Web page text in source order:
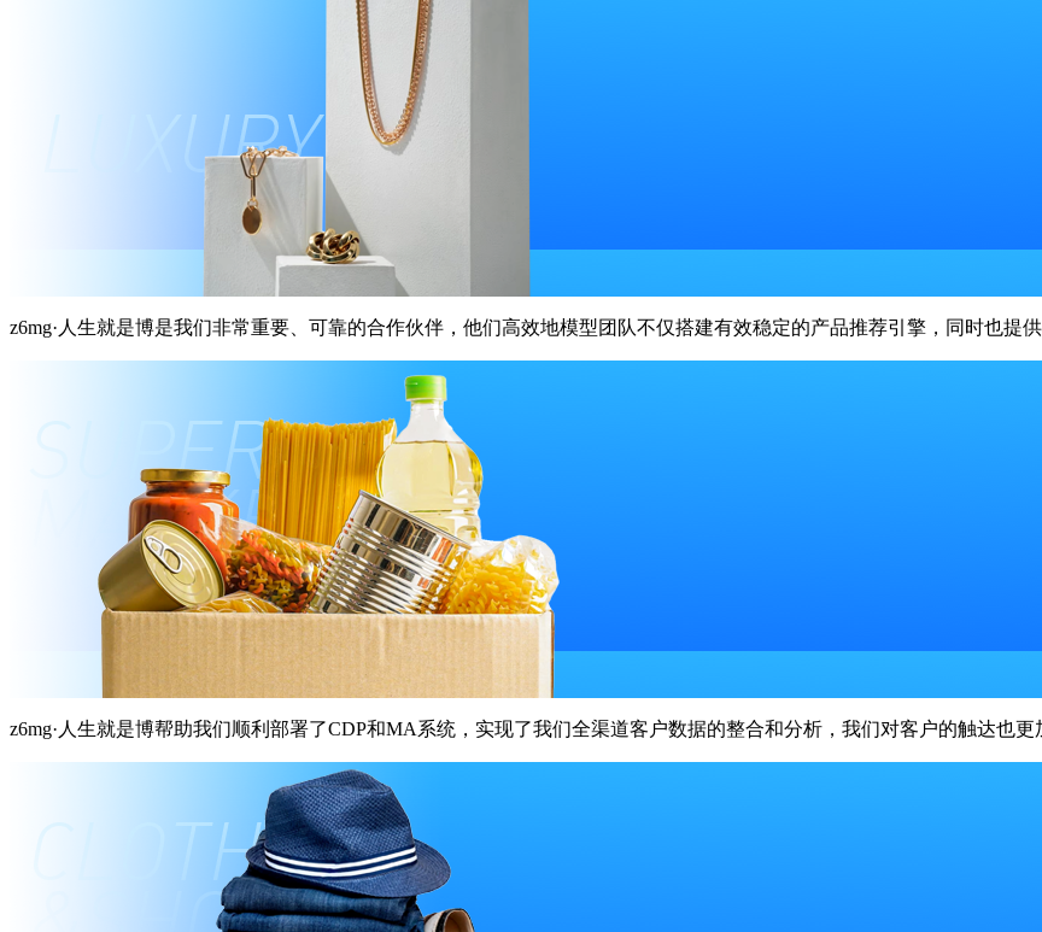
z6mg·人生就是博是我们非常重要、可靠的合作伙伴，他们高效地模型团队不仅搭建有效稳定的产品推荐引擎，同时也提
z6mg·人生就是博帮助我们顺利部署了CDP和MA系统，实现了我们全渠道客户数据的整合和分析，我们对客户的触达也更